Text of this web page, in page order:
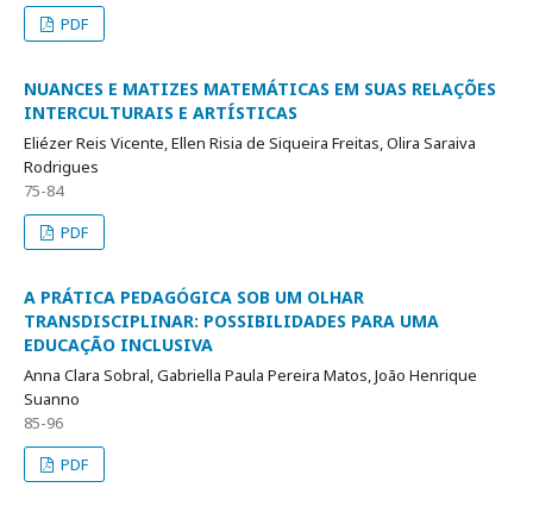
PDF
NUANCES E MATIZES MATEMÁTICAS EM SUAS RELAÇÕES
INTERCULTURAIS E ARTÍSTICAS
Eliézer Reis Vicente, Ellen Risia de Siqueira Freitas, Olira Saraiva
Rodrigues
75-84
PDF
A PRÁTICA PEDAGÓGICA SOB UM OLHAR
TRANSDISCIPLINAR: POSSIBILIDADES PARA UMA
EDUCAÇÃO INCLUSIVA
Anna Clara Sobral, Gabriella Paula Pereira Matos, João Henrique
Suanno
85-96
PDF